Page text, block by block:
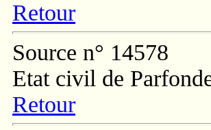
Retour
Source n° 14578
Etat civil de
Retour